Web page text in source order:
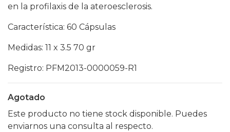
en la profilaxis de la ateroesclerosis.
Característica: 60 Cápsulas
Medidas: 11 x 3.5 70 gr
Registro: PFM2013-0000059-R1
Agotado
Este producto no tiene stock disponible. Puedes
enviarnos una consulta al respecto.